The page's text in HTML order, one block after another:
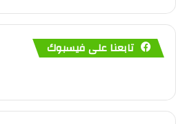
تابعنا على فيسبوك